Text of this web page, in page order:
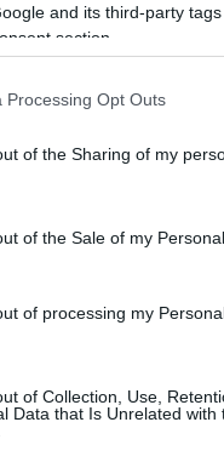
and its third-party
section.
Processing Opt Outs
of the Sharing of my
of the Sale of my Personal
of processing my
of Collection, Use,
Data that Is Unrelated